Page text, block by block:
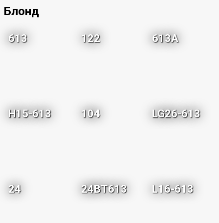
Блонд
613 122 613A
H15-613 104 LG26-613
24 24BT613 L16-613